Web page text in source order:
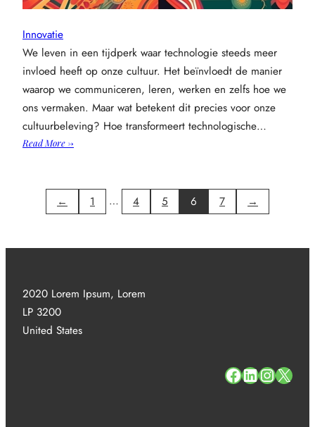
Innovatie
We leven in een tijdperk waar technologie steeds meer
invloed heeft op onze cultuur. Het beïnvloedt de manier
waarop we communiceren, leren, werken en zelfs hoe we
ons vermaken. Maar wat betekent dit precies voor onze
cultuurbeleving? Hoe transformeert technologische…
Read More →:
spil
van
← 1 … 4 5 6 7 →
2020 Lorem Ipsum, Lorem
LP 3200
United States
# # # #